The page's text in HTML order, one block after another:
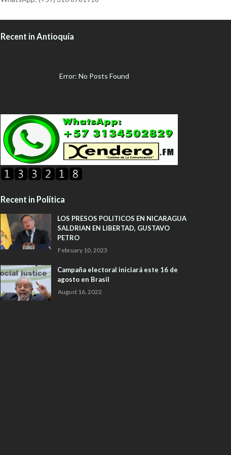
Recent in Antioquía
Error: No Posts Found
Recent in Política
LOS PRESOS POLITICOS EN NICARAGUA
SALDRIAN EN LIBERTAD, GUSTAVO
PETRO
February 10, 2023
Campaña electoral iniciará este 16 de
agosto en Brasil
August 16, 2022